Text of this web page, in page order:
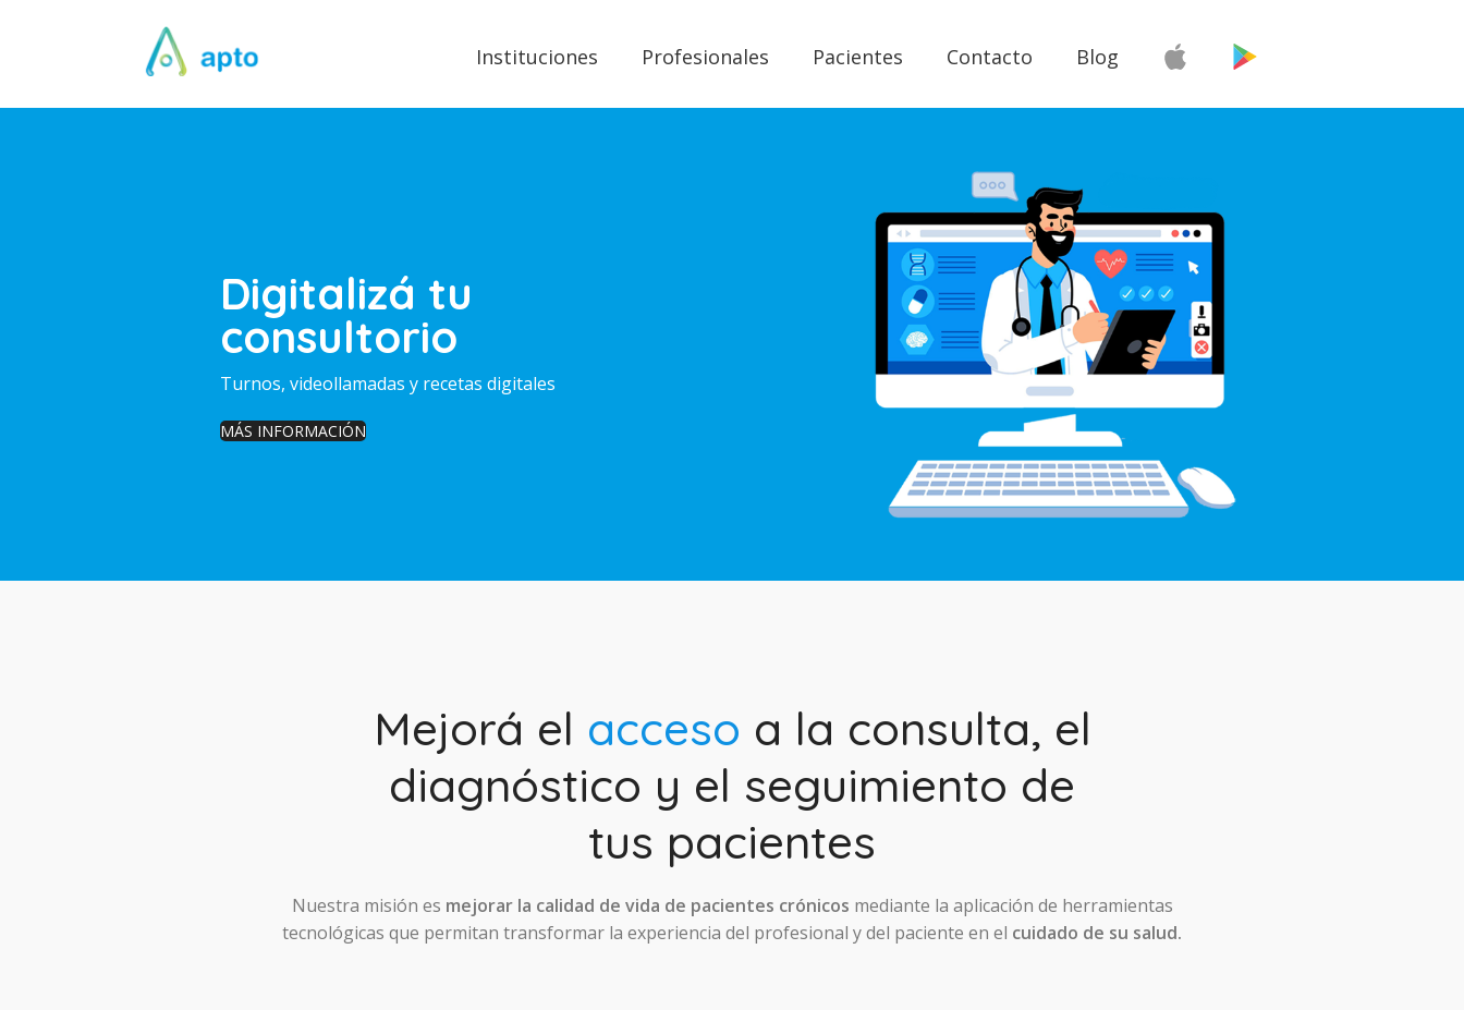
Instituciones Profesionales Pacientes Contacto Blog
Digitalizá tu
consultorio
Turnos, videollamadas y recetas digitales
MÁS INFORMACIÓN
Mejorá el acceso a la consulta, el
diagnóstico y el seguimiento de
tus pacientes
Nuestra misión es mejorar la calidad de vida de pacientes crónicos mediante la aplicación de herramientas
tecnológicas que permitan transformar la experiencia del profesional y del paciente en el cuidado de su salud.